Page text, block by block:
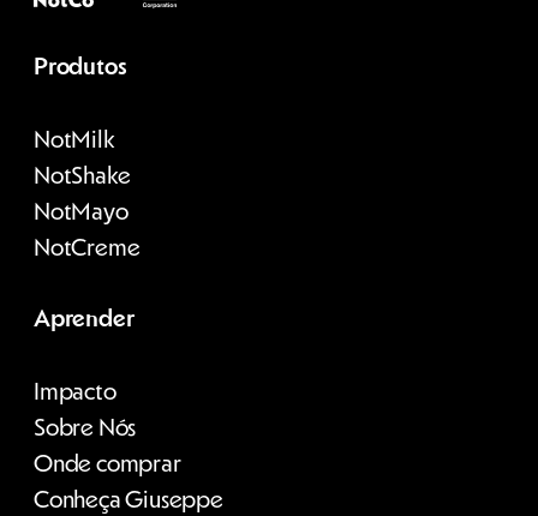
Produtos
NotMilk
NotShake
NotMayo
NotCreme
Aprender
Impacto
Sobre Nós
Onde comprar
Conheça Giuseppe